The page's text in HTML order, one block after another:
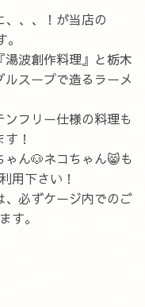
、、！が当店の
波創作料理』と栃木
スープで造るラーメ
フリー仕様の料理も
！
ん🐶ネコちゃん😸も
用下さい！
、必ずケージ内でのご
す。